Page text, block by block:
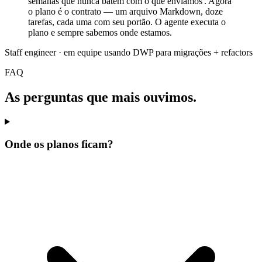
o plano é o contrato — um arquivo Markdown, doze
tarefas, cada uma com seu portão. O agente executa o
plano e sempre sabemos onde estamos.
Staff engineer· em equipe usando DWP para migrações + refactors
FAQ
As perguntas que mais ouvimos.
Onde os planos ficam?